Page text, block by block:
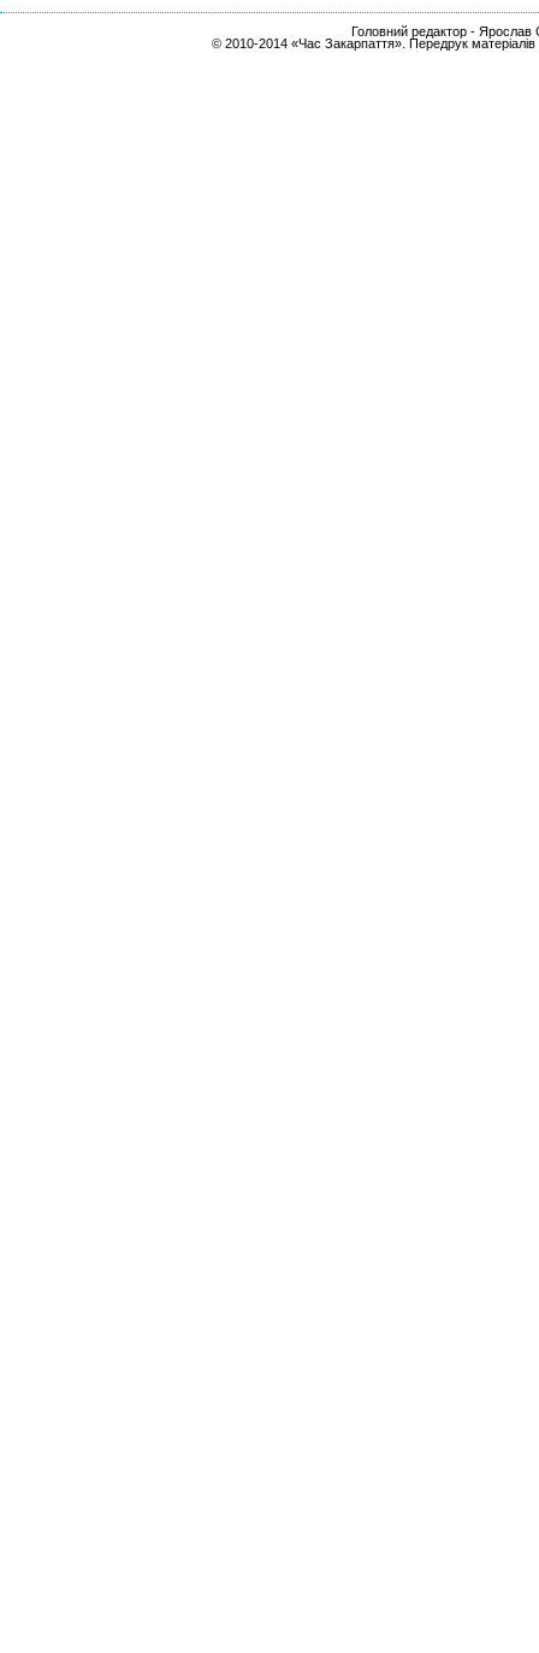
Головний редактор - Ярослав
© 2010-2014 «Час Закарпаття». Передрук